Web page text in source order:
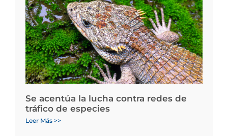
Se acentúa la lucha contra redes de
tráfico de especies
Leer Más >>